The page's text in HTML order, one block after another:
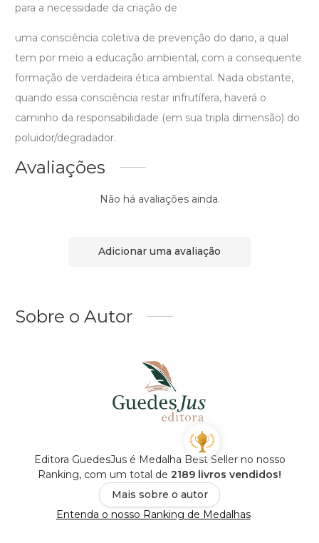
para a necessidade da criação de
uma consciência coletiva de prevenção do dano, a qual
tem por meio a educação ambiental, com a consequente
formação de verdadeira ética ambiental. Nada obstante,
quando essa consciência restar infrutífera, haverá o
caminho da responsabilidade (em sua tripla dimensão) do
poluidor/degradador.
Avaliações
Não há avaliações ainda.
Adicionar uma avaliação
Sobre o Autor
Editora GuedesJus é Medalha Best Seller no nosso
Ranking, com um total de 2189 livros vendidos!
Mais sobre o autor
Entenda o nosso Ranking de Medalhas